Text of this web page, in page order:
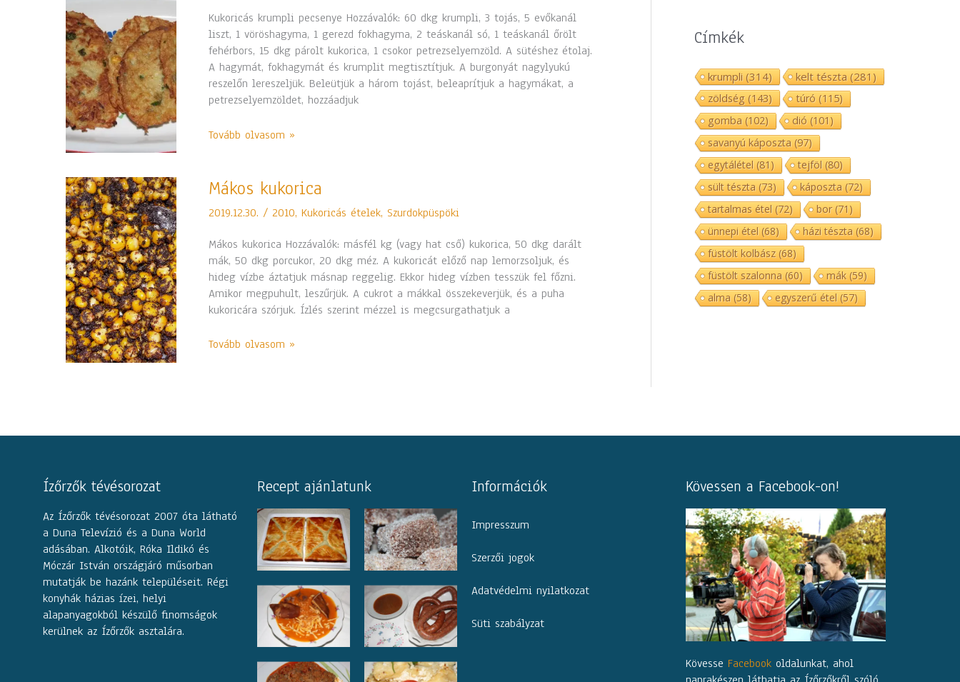
Kukoricás krumpli pecsenye Hozzávalók: 60 dkg krumpli, 3 tojás, 5 evőkanál
liszt, 1 vöröshagyma, 1 gerezd fokhagyma, 2 teáskanál só, 1 teáskanál őrölt
fehérbors, 15 dkg párolt kukorica, 1 csokor petrezselyemzöld. A sütéshez étolaj.
A hagymát, fokhagymát és krumplit megtisztítjuk. A burgonyát nagylyukú
reszelőn lereszeljük. Beleütjük a három tojást, beleaprítjuk a hagymákat, a
petrezselyemzöldet, hozzáadjuk
Tovább olvasom »
Mákos kukorica
2019.12.30. / 2010,Kukoricás ételek, Szurdokpüspöki
Mákos kukorica Hozzávalók: másfél kg (vagy hat cső) kukorica, 50 dkg darált
mák, 50 dkg porcukor, 20 dkg méz. A kukoricát előző nap lemorzsoljuk, és
hideg vízbe áztatjuk másnap reggelig. Ekkor hideg vízben tesszük fel főzni.
Amikor megpuhult, leszűrjük. A cukrot a mákkal összekeverjük, és a puha
kukoricára szórjuk. Ízlés szerint mézzel is megcsurgathatjuk a
Mákos
Tovább olvasom »
Címkék
krumpli(314) kelt tészta(281)
zöldség(143) túró (115)
gomba (102) dió (101)
savanyú káposzta (97)
egytálétel (81) tejföl (80)
sült tészta (73) káposzta (72)
tartalmas étel (72) bor(71)
ünnepi étel (68) házi tészta (68)
füstölt kolbász(68)
füstölt szalonna (60) mák(59)
alma (58) egyszerű étel (57)
Ízőrzők tévésorozat
Az Ízőrzők tévésorozat 2007 óta látható
a Duna Televízió és a Duna World
adásában. Alkotóik, Róka Ildikó és
Móczár István országjáró műsorban
mutatják be hazánk településeit. Régi
konyhák házias ízei, helyi
alapanyagokból készülő finomságok
kerülnek az Ízőrzők asztalára.
Recept ajánlatunk Információk
Impresszum
Szerzői jogok
Adatvédelmi nyilatkozat
Süti szabályzat
Kövessen a Facebook-on!
Kövesse Facebook oldalunkat, ahol